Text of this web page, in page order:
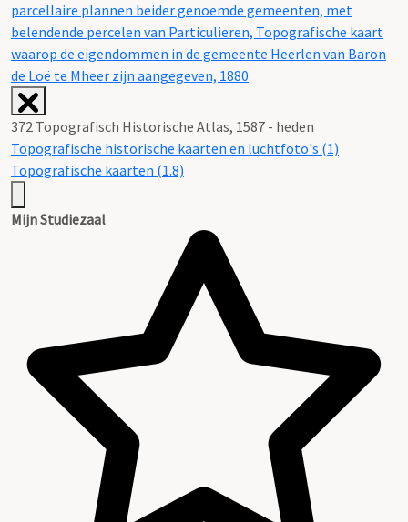
parcellaire plannen beider genoemde gemeenten, met
belendende percelen van Particulieren, Topografische kaart
waarop de eigendommen in de gemeente Heerlen van Baron
de Loë te Mheer zijn aangegeven, 1880
372 Topografisch Historische Atlas, 1587 - heden
Topografische historische kaarten en luchtfoto's (1)
Topografische kaarten (1.8)
Mijn Studiezaal